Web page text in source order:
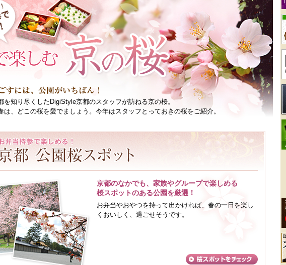
を知り尽くしたDigiStyle京都のスタッフが訪ねる京の桜。
は、どこの桜を愛でましょう。今年はスタッフとっておきの桜をご紹介。
京都のなかでも、家族やグループで楽しめる
桜スポットのある公園を厳選！
お弁当やおやつを持って出かければ、春の一日を楽し
くおいしく、過ごせそうです。